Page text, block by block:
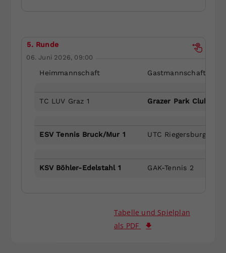
5. Runde
06. Juni 2026, 09:00
Heimmannschaft Gastmannschaft
TC LUV Graz 1 Grazer Park Club 1
ESV Tennis Bruck/Mur 1 UTC Riegersburg 1
KSV Böhler-Edelstahl 1 GAK-Tennis 2
Tabelle und Spielplan
als PDF